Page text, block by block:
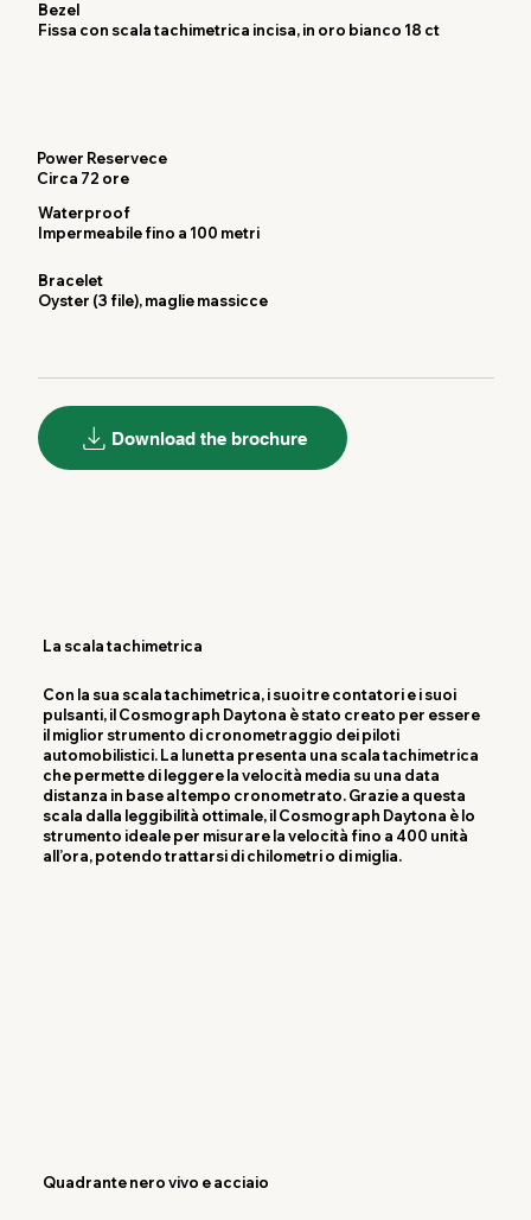
Bezel
Fissa con scala tachimetrica incisa, in oro bianco 18 ct
Power Reservece
Circa 72 ore
Waterproof
Impermeabile fino a 100 metri
Bracelet
Oyster (3 file), maglie massicce
Download the brochure
La scala tachimetrica
Con la sua scala tachimetrica, i suoi tre contatori e i suoi
pulsanti, il Cosmograph Daytona è stato creato per essere
il miglior strumento di cronometraggio dei piloti
automobilistici. La lunetta presenta una scala tachimetrica
che permette di leggere la velocità media su una data
distanza in base al tempo cronometrato. Grazie a questa
scala dalla leggibilità ottimale, il Cosmograph Daytona è lo
strumento ideale per misurare la velocità fino a 400 unità
all’ora, potendo trattarsi di chilometri o di miglia.
Quadrante nero vivo e acciaio